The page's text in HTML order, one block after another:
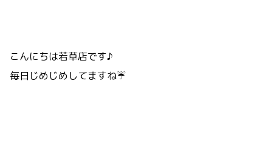
こんにちは若草店です♪
毎日じめじめしてますね☔